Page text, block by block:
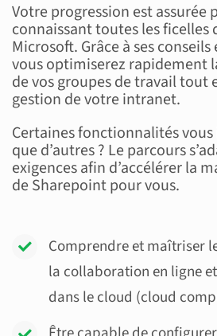
Votre progression est assurée
connaissant toutes les ficelles
Microsoft. Grâce à ses
vous optimiserez rapidement
de vos groupes de travail tout
gestion de votre intranet.
Certaines fonctionnalités
que d’autres ? Le parcours
exigences afin d’accélérer la
de Sharepoint pour vous.
Comprendre et maîtriser
la collaboration en ligne
dans le cloud (cloud